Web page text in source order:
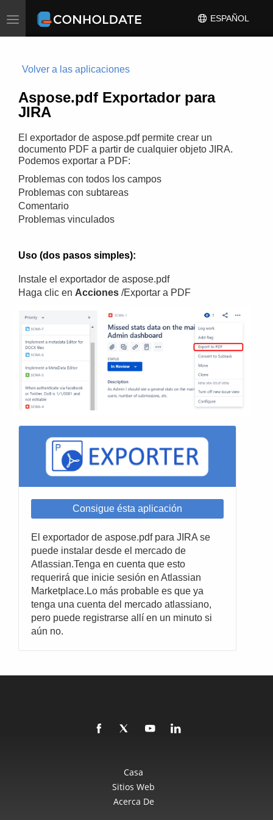
Toggle
navigation
ESPAÑOL
Volver a las aplicaciones
Aspose.pdf Exportador para
JIRA
El exportador de aspose.pdf permite crear un
documento PDF a partir de cualquier objeto JIRA.
Podemos exportar a PDF:
Problemas con todos los campos
Problemas con subtareas
Comentario
Problemas vinculados
Uso (dos pasos simples):
Instale el exportador de aspose.pdf
Haga clic en Acciones /Exportar a PDF
Consigue ésta aplicación
El exportador de aspose.pdf para JIRA se
puede instalar desde el mercado de
Atlassian.Tenga en cuenta que esto
requerirá que inicie sesión en Atlassian
Marketplace.Lo más probable es que ya
tenga una cuenta del mercado atlassiano,
pero puede registrarse allí en un minuto si
aún no.
Casa
Sitios Web
Acerca De